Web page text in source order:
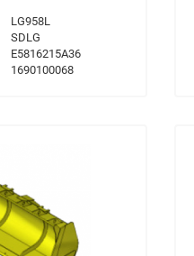
LG958L
SDLG
E5816215A36
1690100068